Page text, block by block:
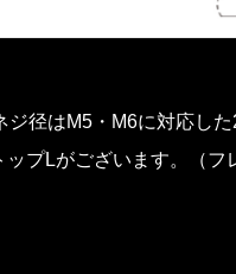
径はM5・M6に対応し
プLがございます。（フ